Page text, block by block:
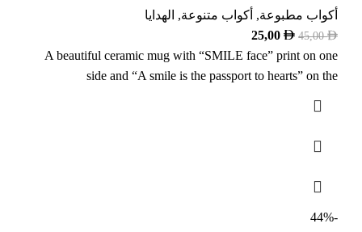
أكواب مطبوعة, أكواب متنوعة, الهدايا
45,00
25,00
A beautiful ceramic mug with “SMILE face” print on one
side and “A smile is the passport to hearts” on the
-44%